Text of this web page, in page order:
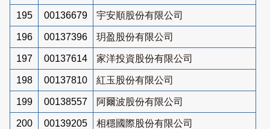
195 00136679 宇安順股份有限公司
196 00137396 玥盈股份有限公司
197 00137614 家洋投資股份有限公司
198 00137810 紅玉股份有限公司
199 00138557 阿爾波股份有限公司
200 00139205
相穩國際股份有限公司